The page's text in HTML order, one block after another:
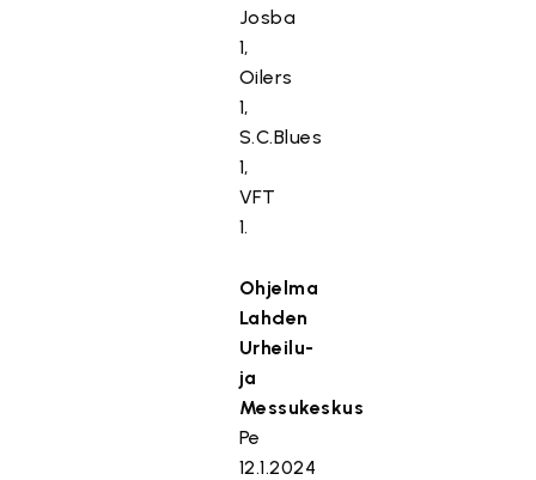
Josba
1,
Oilers
1,
S.C.Blues
1,
VFT
1.
Ohjelma
Lahden
Urheilu-
ja
Messukeskus
Pe
12.1.2024